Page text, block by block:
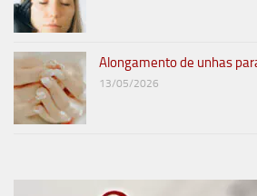
Alongamento de unhas
13/05/2026